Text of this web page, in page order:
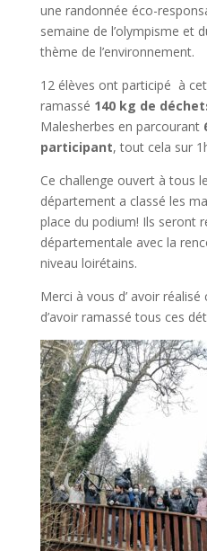
une randonnée éco-
semaine de l’olympisme et
thème de l’environnement.
12 élèves ont participé à
ramassé 140 kg de
Malesherbes en parcourant
participant, tout cela sur
Ce challenge ouvert à tous
département a classé les
place du podium! Ils seront
départementale avec la
niveau loirétains.
Merci à vous d’ avoir
d’avoir ramassé tous ces